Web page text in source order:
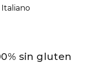
sin gluten